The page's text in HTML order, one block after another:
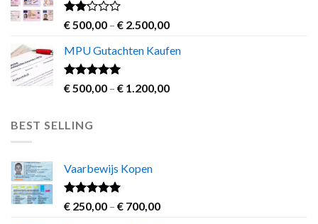
€ 2.000,00
Rated
out
of 5
€ 500,00 – € 2.500,00Price
€ 500,00
€ 2.500,00
MPU Gutachten Kaufen
Rated5.00
out of 5
€ 500,00 – € 1.200,00Price
BEST SELLING
Vaarbewijs Kopen
Rated4.63
out of 5
€ 250,00 – € 700,00Price